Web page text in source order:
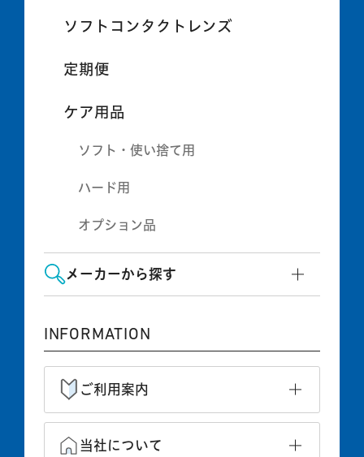
ソフトコンタクトレンズ
定期便
ケア用品
ソフト・使い捨て用
ハード用
オプション品
メーカーから探す
INFORMATION
ご利用案内
当社について